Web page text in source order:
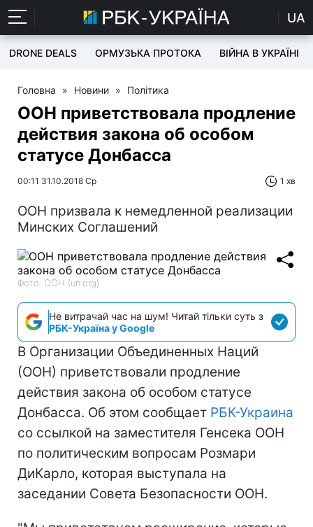
UA
DRONE DEALS ОРМУЗЬКА ПРОТОКА ВІЙНА В УКРАЇНІ
Головна » Новини » Політика
ООН приветствовала продление
действия закона об особом
статусе Донбасса
00:11 31.10.2018 Ср 1 хв
ООН призвала к немедленной реализации
Минских Соглашений
Фото: ООН (un.org)
Не витрачай час на шум! Читай тільки суть з
РБК-Україна у Google
В Организации Объединенных Наций
(ООН) приветствовали продление
действия закона об особом статусе
Донбасса. Об этом сообщает РБК-Украина
со ссылкой на заместителя Генсека ООН
по политическим вопросам Розмари
ДиКарло, которая выступала на
заседании Совета Безопасности ООН.